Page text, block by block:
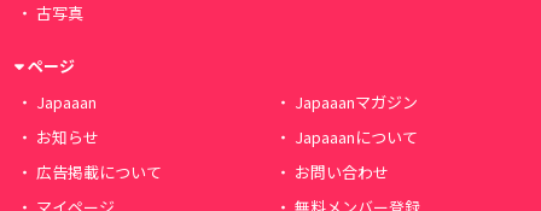
古写真
ページ
Japaaan
Japaaanマガジン
お知らせ
Japaaanについて
広告掲載について
お問い合わせ